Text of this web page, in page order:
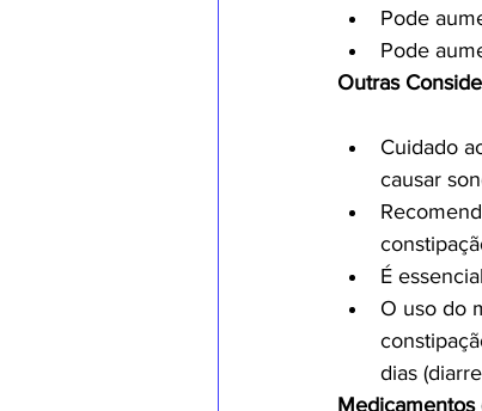
Pode
Pode
Outras
Cuidado
causar
É
O uso do
dias
Medicamentos